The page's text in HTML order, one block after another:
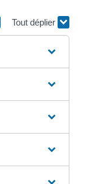
Tout déplier